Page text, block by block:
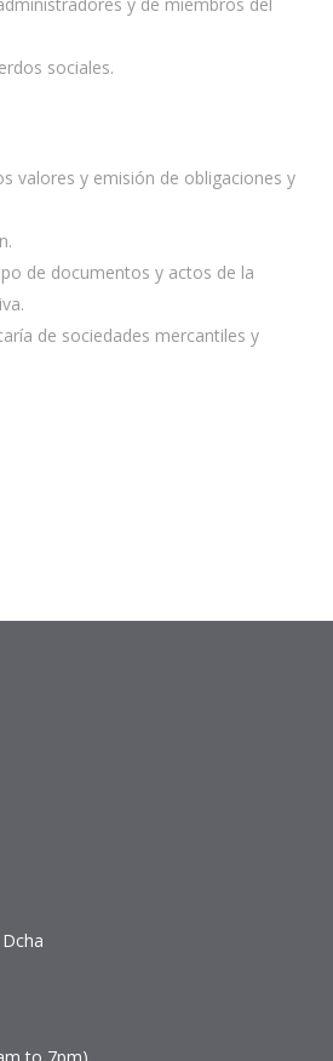
sociales.
valores y emisión de obligaciones y
de documentos y actos de la
de sociedades mercantiles y